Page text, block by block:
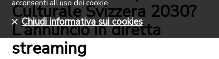
Culturale Svizzera 2030?
L’annuncio in diretta
streaming
acconsenti all’uso dei cookie.
Chiudi informativa sui cookies